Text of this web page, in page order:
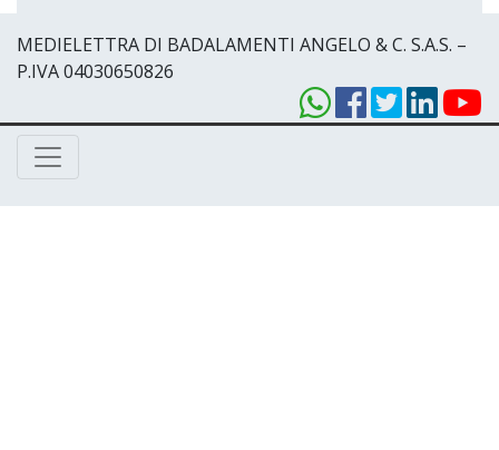
MEDIELETTRA DI BADALAMENTI ANGELO & C. S.A.S. –
P.IVA 04030650826